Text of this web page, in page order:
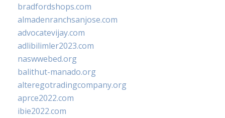
bradfordshops.com
almadenranchsanjose.com
advocatevijay.com
adlibilimler2023.com
naswwebed.org
balithut-manado.org
alteregotradingcompany.org
aprce2022.com
ibie2022.com